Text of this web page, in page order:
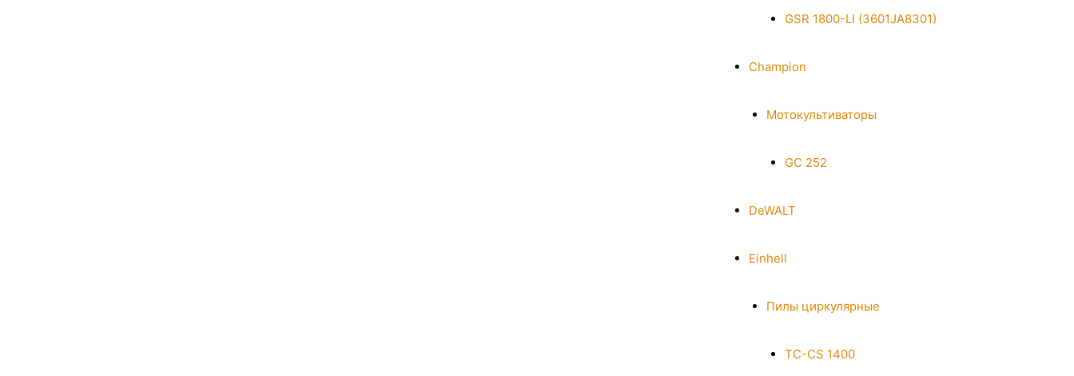
GSR 1800-LI (3601JA8301)
Champion
Мотокультиваторы
GC 252
DeWALT
Einhell
Пилы циркулярные
TC-CS 1400